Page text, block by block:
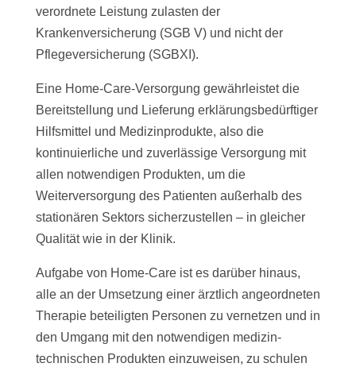
verordnete Leistung zulasten der
Krankenversicherung (SGB V) und nicht der
Pflegeversicherung (SGBXI).
Eine Home-Care-Versorgung gewährleistet die
Bereitstellung und Lieferung erklärungsbedürftiger
Hilfsmittel und Medizinprodukte, also die
kontinuierliche und zuverlässige Versorgung mit
allen notwendigen Produkten, um die
Weiterversorgung des Patienten außerhalb des
stationären Sektors sicherzustellen – in gleicher
Qualität wie in der Klinik.
Aufgabe von Home-Care ist es darüber hinaus,
alle an der Umsetzung einer ärztlich angeordneten
Therapie beteiligten Personen zu vernetzen und in
den Umgang mit den notwendigen medizin-
technischen Produkten einzuweisen, zu schulen